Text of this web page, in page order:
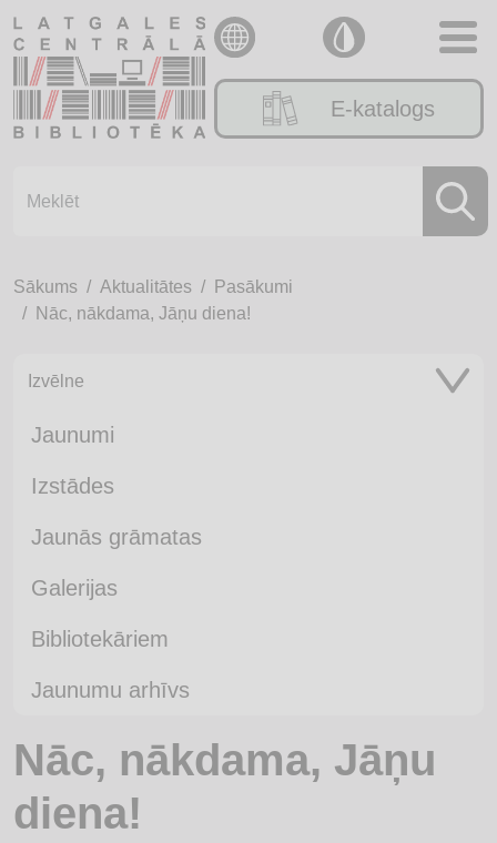
E-katalogs
Sākums Aktualitātes
Pasākumi
Nāc, nākdama, Jāņu diena!
Izvēlne
Jaunumi
Izstādes
Jaunās grāmatas
Galerijas
Bibliotekāriem
Jaunumu arhīvs
Nāc, nākdama, Jāņu
diena!